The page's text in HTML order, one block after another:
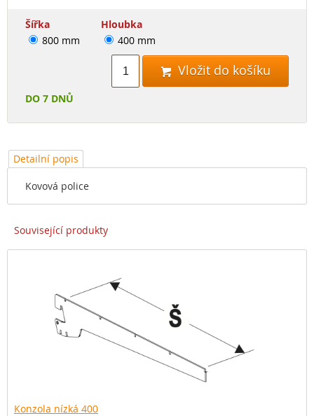
Šířka
800 mm
Hloubka
400 mm
 Vložit do košíku
DO 7 DNŮ
Detailní popis
Kovová police
Související produkty
Konzola nízká 400